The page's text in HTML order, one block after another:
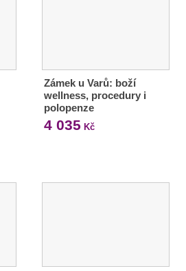
Zámek u Varů: boží
wellness, procedury i
polopenze
4 035 Kč